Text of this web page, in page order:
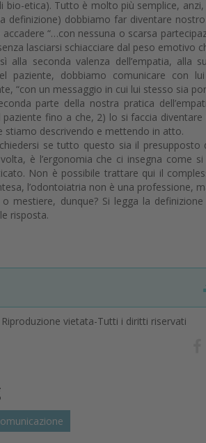
bio-etica). Tutto è molto più semplice,
definizione) dobbiamo far diventare
“…con nessuna o scarsa
lasciarsi schiacciare dal peso emotivo
alla seconda valenza dell’empatia,
paziente, dobbiamo comunicare con
“con un messaggio in cui lui stesso sia
parte della nostra pratica
paziente fino a che, 2) lo si faccia
stiamo descrivendo e mettendo in atto.
se tutto questo sia il presupposto
è l’ergonomia che ci insegna come
Non è possibile trattare qui il
l’odontoiatria non è una professione,
o mestiere, dunque? Si legga la
risposta.
vietata-Tutti i diritti riservati